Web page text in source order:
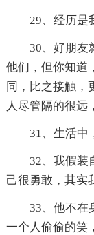
29、经历是
30、好朋友
他们，但你知道
同，比之接触，
人尽管隔的很远
31、生活中
32、我假装
己很勇敢，其实
33、他不在
一个人偷偷的笑